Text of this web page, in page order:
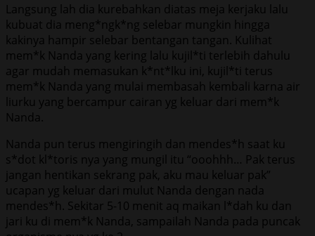
Langsung lah dia kurebahkan diatas meja kerjaku lalu
kubuat dia meng*ngk*ng selebar mungkin hingga
kakinya hampir selebar bentangan tangan. Kulihat
mem*k Nanda yang kering lalu kujil*ti terlebih dahulu
agar mudah memasukan k*nt*lku ini, kujil*ti terus
mem*k Nanda yang mulai membasah kembali karna air
liurku yang bercampur cairan yg keluar dari mem*k
Nanda.
Nanda pun terus mengiringih dan mendes*h saat ku
s*dot kl*toris nya yang mungil itu “ooohhh… Pak terus
jangan hentikan sekrang pak, aku mau keluar pak”
ucapan yg keluar dari mulut Nanda dengan nada
mendes*h. Sekitar 5-10 menit aq maikan l*dah ku dan
jari ku di mem*k Nanda, sampailah Nanda pada puncak